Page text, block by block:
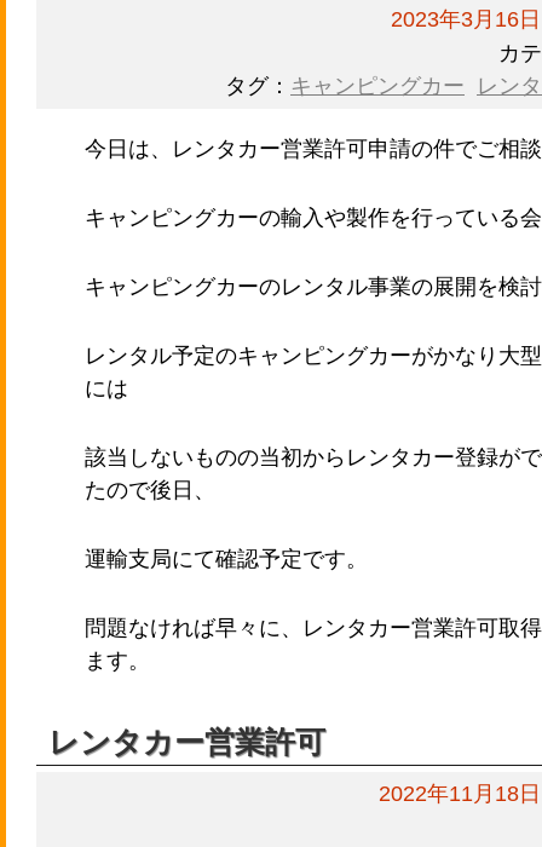
2023年3月16日
カ
タグ： キャンピングカー レン
今日は、レンタカー営業許可申請の件でご相
キャンピングカーの輸入や製作を行っている
キャンピングカーのレンタル事業の展開を検
レンタル予定のキャンピングカーがかなり大
には
該当しないものの当初からレンタカー登録が
たので後日、
運輸支局にて確認予定です。
問題なければ早々に、レンタカー営業許可取
ます。
レンタカー営業許可
2022年11月18日